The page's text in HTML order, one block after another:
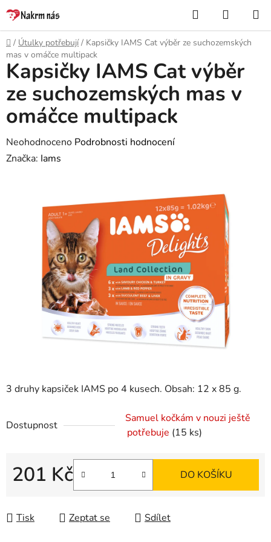
Přejít
na
obsah
Hledat
KOŠÍK
Domů
/ Útulky potřebují / Kapsičky IAMS Cat výběr ze suchozemských
mas v omáčce multipack
3 druhy kapsiček IAMS po 4 kusech. Obsah: 12 x 85 g.
Dostupnost
Samuel kočkám v nouzi ještě
potřebuje (15 ks)
201 Kč DO KOŠÍKU
Tisk Zeptat se Sdílet
Kapsičky IAMS Cat výběr
ze suchozemských mas v
omáčce multipack
Průměrné
hodnocení
hvězdiček.
Neohodnoceno Podrobnosti hodnocení
Značka: Iams